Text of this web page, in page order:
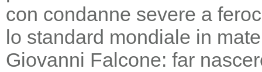
con condanne severe a
lo standard mondiale in
Giovanni Falcone: far